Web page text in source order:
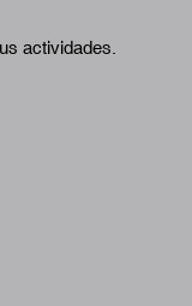
actividades.